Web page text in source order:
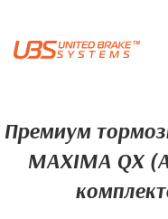
Премиум
MAXIMA QX